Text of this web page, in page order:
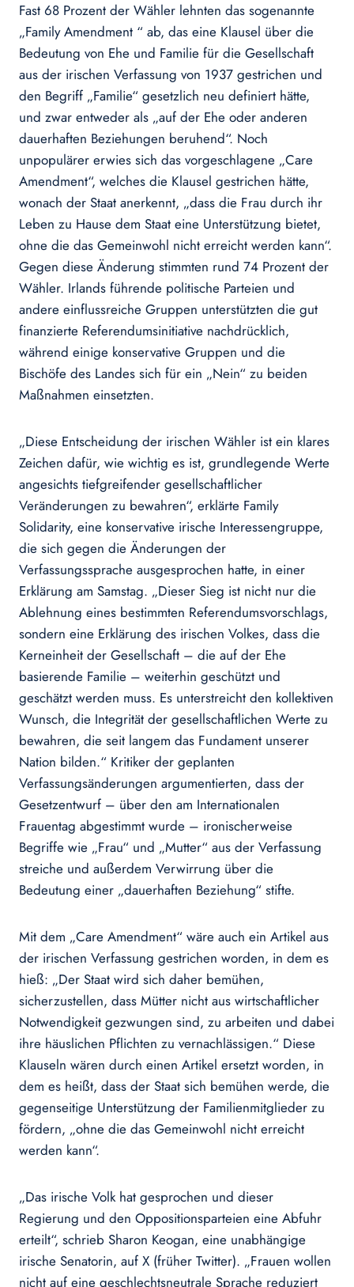
Fast 68 Prozent der Wähler lehnten das sogenannte
„Family Amendment “ ab, das eine Klausel über die
Bedeutung von Ehe und Familie für die Gesellschaft
aus der irischen Verfassung von 1937 gestrichen und
den Begriff „Familie“ gesetzlich neu definiert hätte,
und zwar entweder als „auf der Ehe oder anderen
dauerhaften Beziehungen beruhend“. Noch
unpopulärer erwies sich das vorgeschlagene „Care
Amendment“, welches die Klausel gestrichen hätte,
wonach der Staat anerkennt, „dass die Frau durch ihr
Leben zu Hause dem Staat eine Unterstützung bietet,
ohne die das Gemeinwohl nicht erreicht werden kann“.
Gegen diese Änderung stimmten rund 74 Prozent der
Wähler. Irlands führende politische Parteien und
andere einflussreiche Gruppen unterstützten die gut
finanzierte Referendumsinitiative nachdrücklich,
während einige konservative Gruppen und die
Bischöfe des Landes sich für ein „Nein“ zu beiden
Maßnahmen einsetzten.
„Diese Entscheidung der irischen Wähler ist ein klares
Zeichen dafür, wie wichtig es ist, grundlegende Werte
angesichts tiefgreifender gesellschaftlicher
Veränderungen zu bewahren“, erklärte Family
Solidarity, eine konservative irische Interessengruppe,
die sich gegen die Änderungen der
Verfassungssprache ausgesprochen hatte, in einer
Erklärung am Samstag. „Dieser Sieg ist nicht nur die
Ablehnung eines bestimmten Referendumsvorschlags,
sondern eine Erklärung des irischen Volkes, dass die
Kerneinheit der Gesellschaft – die auf der Ehe
basierende Familie – weiterhin geschützt und
geschätzt werden muss. Es unterstreicht den kollektiven
Wunsch, die Integrität der gesellschaftlichen Werte zu
bewahren, die seit langem das Fundament unserer
Nation bilden.“ Kritiker der geplanten
Verfassungsänderungen argumentierten, dass der
Gesetzentwurf – über den am Internationalen
Frauentag abgestimmt wurde – ironischerweise
Begriffe wie „Frau“ und „Mutter“ aus der Verfassung
streiche und außerdem Verwirrung über die
Bedeutung einer „dauerhaften Beziehung“ stifte.
Mit dem „Care Amendment“ wäre auch ein Artikel aus
der irischen Verfassung gestrichen worden, in dem es
hieß: „Der Staat wird sich daher bemühen,
sicherzustellen, dass Mütter nicht aus wirtschaftlicher
Notwendigkeit gezwungen sind, zu arbeiten und dabei
ihre häuslichen Pflichten zu vernachlässigen.“ Diese
Klauseln wären durch einen Artikel ersetzt worden, in
dem es heißt, dass der Staat sich bemühen werde, die
gegenseitige Unterstützung der Familienmitglieder zu
fördern, „ohne die das Gemeinwohl nicht erreicht
werden kann“.
„Das irische Volk hat gesprochen und dieser
Regierung und den Oppositionsparteien eine Abfuhr
erteilt“, schrieb Sharon Keogan, eine unabhängige
irische Senatorin, auf X (früher Twitter). „Frauen wollen
nicht auf eine geschlechtsneutrale Sprache reduziert